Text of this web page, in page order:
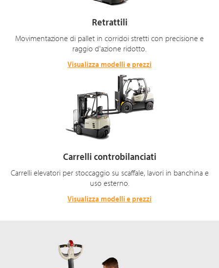
Retrattili
Movimentazione di pallet in corridoi stretti con precisione e
raggio d'azione ridotto.
Visualizza modelli e prezzi
Carrelli controbilanciati
Carrelli elevatori per stoccaggio su scaffale, lavori in banchina e
uso esterno.
Visualizza modelli e prezzi